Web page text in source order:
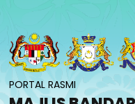
PORTAL RASMI